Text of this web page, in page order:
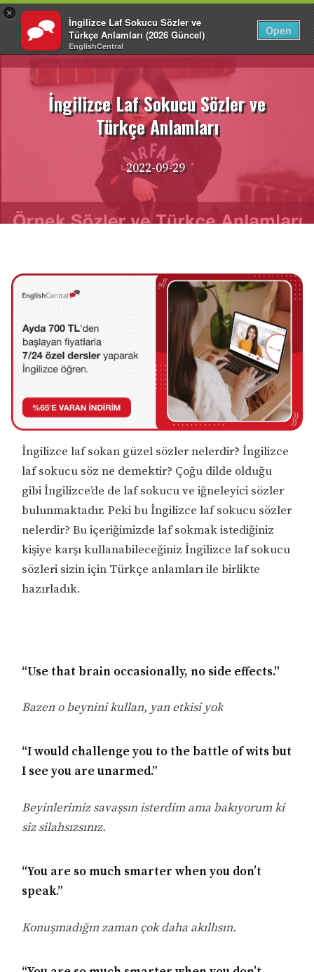
×
İngilizce Laf Sokucu Sözler ve
Türkçe Anlamları (2026 Güncel)
EnglishCentral
Open
Giriş Yap TR
İçeriğe
atla
İngilizce Laf Sokucu Sözler ve
Türkçe Anlamları
2022-09-29
İngilizce laf sokan güzel sözler nelerdir? İngilizce
laf sokucu söz ne demektir? Çoğu dilde olduğu
gibi İngilizce’de de laf sokucu ve iğneleyici sözler
bulunmaktadır. Peki bu İngilizce laf sokucu sözler
nelerdir? Bu içeriğimizde laf sokmak istediğiniz
kişiye karşı kullanabileceğiniz İngilizce laf sokucu
sözleri sizin için Türkçe anlamları ile birlikte
hazırladık.
“Use that brain occasionally, no side effects.”
Bazen o beynini kullan, yan etkisi yok
“I would challenge you to the battle of wits but
I see you are unarmed.”
Beyinlerimiz savaşsın isterdim ama bakıyorum ki
siz silahsızsınız.
“You are so much smarter when you don’t
speak.”
Konuşmadığın zaman çok daha akıllısın.